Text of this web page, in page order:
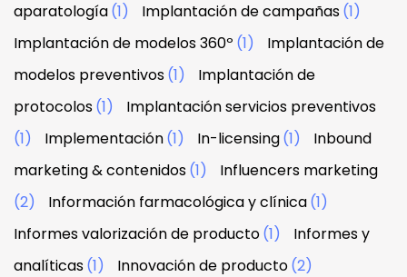
aparatología(1) Implantación de campañas(1)
Implantación de modelos 360º (1)
Implantación de
modelos preventivos(1)
Implantación de
protocolos(1)
Implantación servicios preventivos
(1)
Implementación(1) In-licensing(1)
Inbound
marketing & contenidos(1)
Influencers marketing
(2)
Información farmacológica y clínica(1)
Informes valorización de producto(1)
Informes y
analíticas(1) Innovación de producto(2)